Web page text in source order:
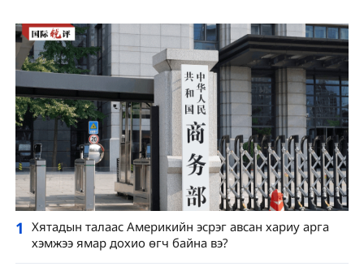
1 Хятадын талаас Америкийн эсрэг авсан хариу арга
хэмжээ ямар дохио өгч байна вэ?